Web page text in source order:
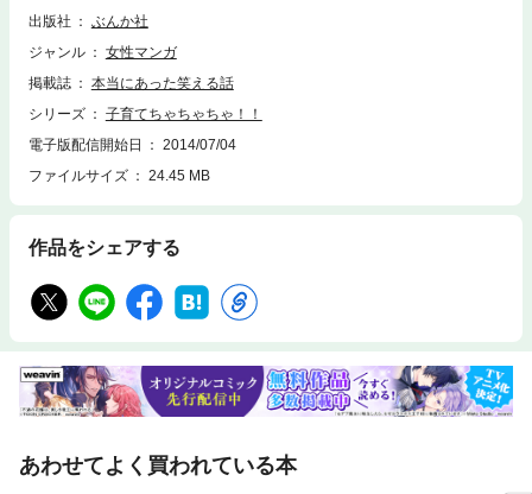
出版社
ぶんか社
ジャンル
女性マンガ
掲載誌
本当にあった笑える話
シリーズ
子育てちゃちゃちゃ！！
電子版配信開始日
2014/07/04
ファイルサイズ
24.45 MB
作品をシェアする
あわせてよく買われている本